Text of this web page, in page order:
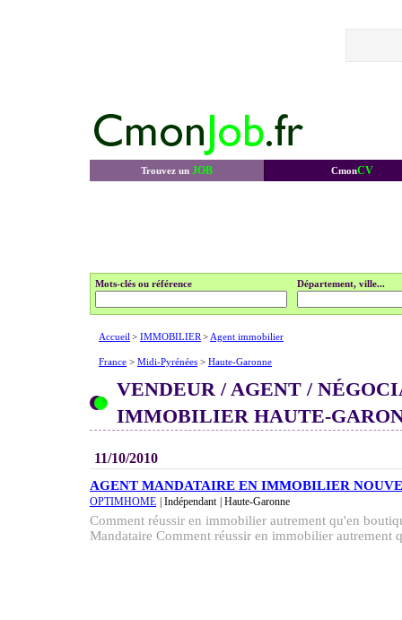
Trouvez un JOB CmonCV
Mots-clés ou référence Département, ville...
Accueil > IMMOBILIER > Agent immobilier
France > Midi-Pyrénées > Haute-Garonne
VENDEUR / AGENT /
IMMOBILIER HAUTE-
11/10/2010
AGENT MANDATAIRE EN IMMOBILIER
OPTIMHOME | Indépendant | Haute-Garonne
Comment réussir en immobilier autrement qu'en
Mandataire Comment réussir en immobilier autrement